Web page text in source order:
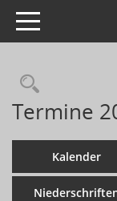
Toggle navigation
Termine
Kalender